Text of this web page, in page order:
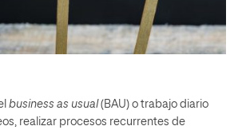
business as usual(BAU) o trabajo diario
realizar procesos recurrentes de